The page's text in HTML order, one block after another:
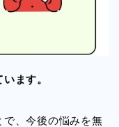
ます。
、今後の悩みを無